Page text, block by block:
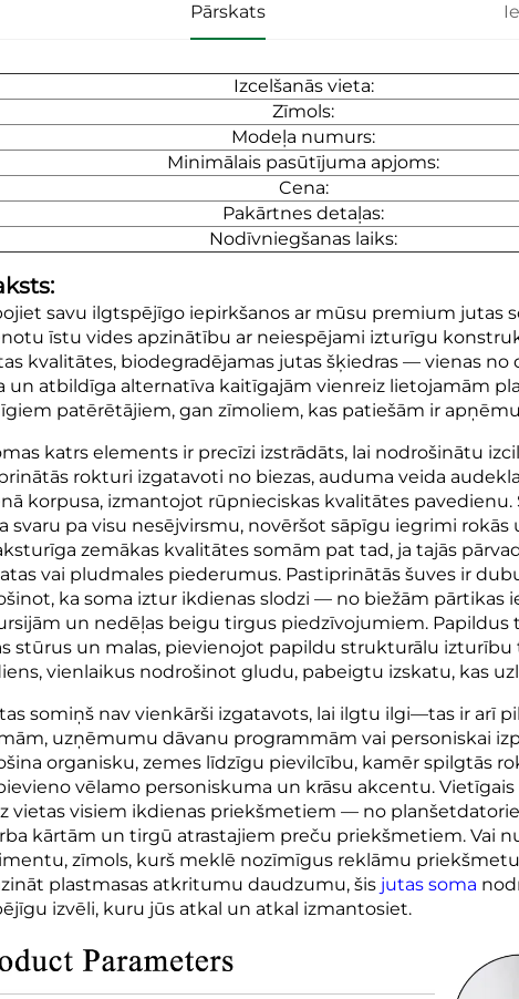
Pārskats
Izcelšanās vieta:
Zīmols:
Modeļa numurs:
Minimālais pasūtījuma apjoms:
Cena:
Pakārtnes detaļas:
Nodīvniegšanas laiks:
savu ilgtspējīgo iepirkšanos ar mūsu premium jutas
īstu vides apzinātību ar neiespējami izturīgu
kvalitātes, biodegradējamas jutas šķiedras — vienas
un atbildīga alternatīva kaitīgajām vienreiz lietojamām
patērētājiem, gan zīmoliem, kas patiešām ir
katrs elements ir precīzi izstrādāts, lai nodrošinātu
rokturi izgatavoti no biezas, auduma veida
korpusa, izmantojot rūpnieciskas kvalitātes
svaru pa visu nesējvirsmu, novēršot sāpīgu iegrimi
zemākas kvalitātes somām pat tad, ja tajās
vai pludmales piederumus. Pastiprinātās šuves ir
ka soma iztur ikdienas slodzi — no biežām
un nedēļas beigu tirgus piedzīvojumiem. Papildus
stūrus un malas, pievienojot papildu strukturālu
vienlaikus nodrošinot gludu, pabeigtu izskatu, kas
somiņš nav vienkārši izgatavots, lai ilgtu ilgi—tas ir arī
uzņēmumu dāvanu programmām vai personiskai
organisku, zemes līdzīgu pievilcību, kamēr spilgtās
vēlamo personiskuma un krāsu akcentu.
vietas visiem ikdienas priekšmetiem — no
kārtām un tirgū atrastajiem preču priekšmetiem. Vai
zīmols, kurš meklē nozīmīgus reklāmu
plastmasas atkritumu daudzumu, šis jutas soma
izvēli, kuru jūs atkal un atkal izmantosiet.